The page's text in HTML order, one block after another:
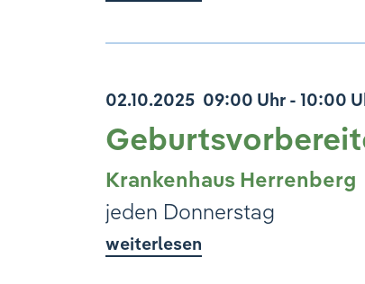
02.10.2025 09:00 Uhr - 10:00
Krankenhaus Herrenberg
jeden Donnerstag
weiterlesen